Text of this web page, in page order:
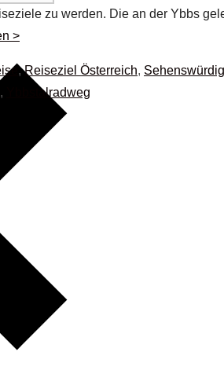
zu werden. Die an der Ybbs
>
,Reiseziel Österreich,
, Ybbstalradweg